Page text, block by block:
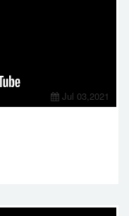
Jul 03,2021